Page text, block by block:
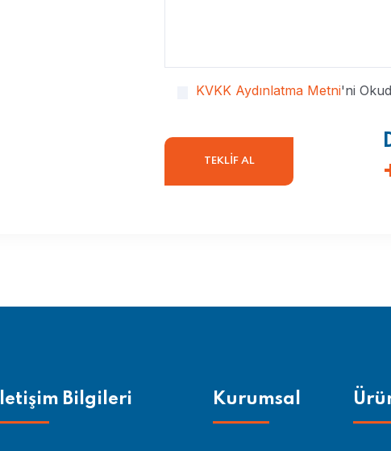
KVKK Aydınlatma Metni'ni
İletişim Bilgileri Kurumsal